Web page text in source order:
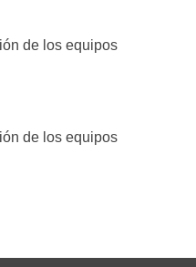
de los equipos
de los equipos